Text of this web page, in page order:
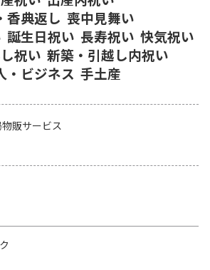
香典返し 喪中見舞い
誕生日祝い 長寿祝い 快気祝い
祝い 新築・引越し内祝い
・ビジネス 手土産
物販サービス